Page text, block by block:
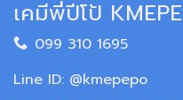
เคมีพี่ปีโป้
099 310 1695
Line ID: @kmepepo